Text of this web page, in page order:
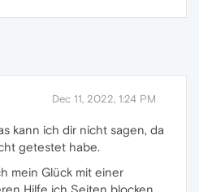
Dec 11, 2022, 1:24 PM
kann ich dir nicht sagen, da
getestet habe.
mein Glück mit einer
Hilfe ich Seiten blocken